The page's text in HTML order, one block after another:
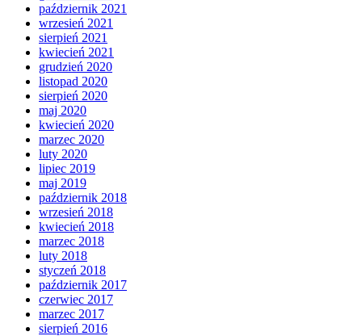
październik 2021
wrzesień 2021
sierpień 2021
kwiecień 2021
grudzień 2020
listopad 2020
sierpień 2020
maj 2020
kwiecień 2020
marzec 2020
luty 2020
lipiec 2019
maj 2019
październik 2018
wrzesień 2018
kwiecień 2018
marzec 2018
luty 2018
styczeń 2018
październik 2017
czerwiec 2017
marzec 2017
sierpień 2016